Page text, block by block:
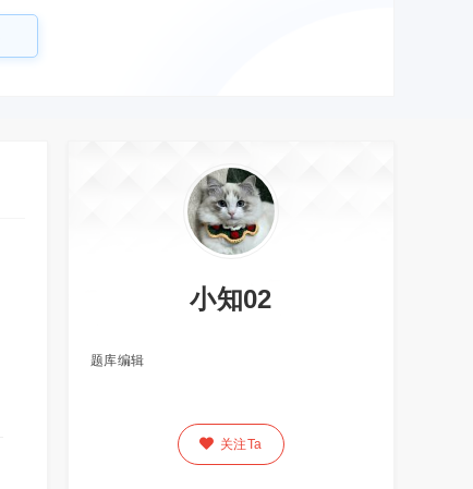
小知02
题库编辑
 关注Ta